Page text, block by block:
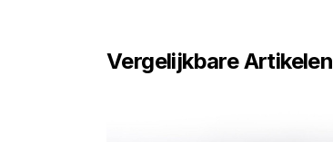
Vergelijkbare Artikelen